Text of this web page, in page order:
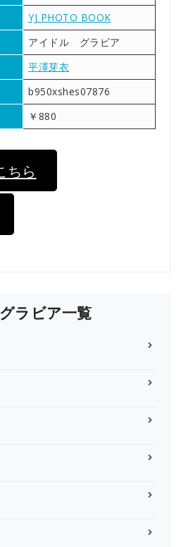
YJ PHOTO BOOK
アイドル グラビア
平澤芽衣
b950xshes07876
￥880
ちら
ラビア一覧